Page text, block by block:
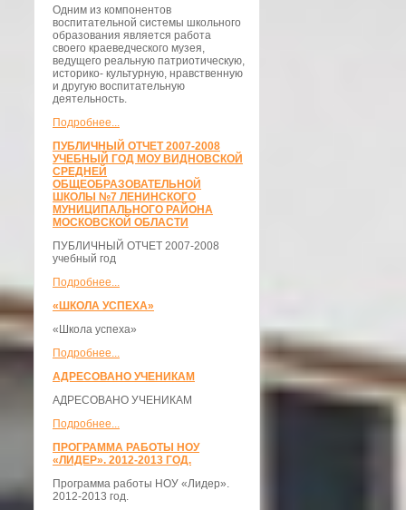
Одним из компонентов
воспитательной системы школьного
образования является работа
своего краеведческого музея,
ведущего реальную патриотическую,
историко- культурную, нравственную
и другую воспитательную
деятельность.
Подробнее...
ПУБЛИЧНЫЙ ОТЧЕТ 2007-2008
УЧЕБНЫЙ ГОД МОУ ВИДНОВСКОЙ
СРЕДНЕЙ
ОБЩЕОБРАЗОВАТЕЛЬНОЙ
ШКОЛЫ №7 ЛЕНИНСКОГО
МУНИЦИПАЛЬНОГО РАЙОНА
МОСКОВСКОЙ ОБЛАСТИ
ПУБЛИЧНЫЙ ОТЧЕТ 2007-2008
учебный год
Подробнее...
«ШКОЛА УСПЕХА»
«Школа успеха»
Подробнее...
АДРЕСОВАНО УЧЕНИКАМ
АДРЕСОВАНО УЧЕНИКАМ
Подробнее...
ПРОГРАММА РАБОТЫ НОУ
«ЛИДЕР». 2012-2013 ГОД.
Программа работы НОУ «Лидер».
2012-2013 год.